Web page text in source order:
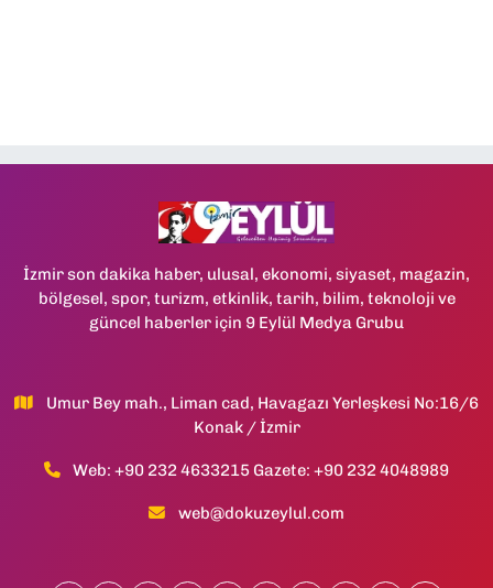
İzmir son dakika haber, ulusal, ekonomi, siyaset, magazin,
bölgesel, spor, turizm, etkinlik, tarih, bilim, teknoloji ve
güncel haberler için 9 Eylül Medya Grubu
Umur Bey mah., Liman cad, Havagazı Yerleşkesi No:16/6
Konak / İzmir
Web: +90 232 4633215 Gazete: +90 232 4048989
web@dokuzeylul.com